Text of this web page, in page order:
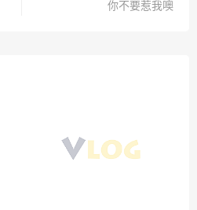
你不要惹我噢